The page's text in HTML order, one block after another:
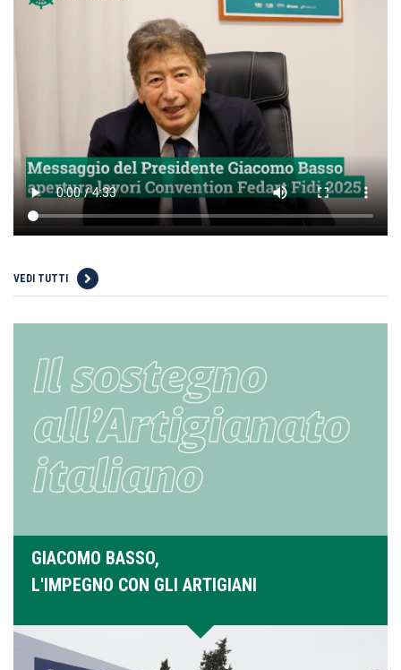
VEDI TUTTI
GIACOMO BASSO,
L'IMPEGNO CON GLI ARTIGIANI